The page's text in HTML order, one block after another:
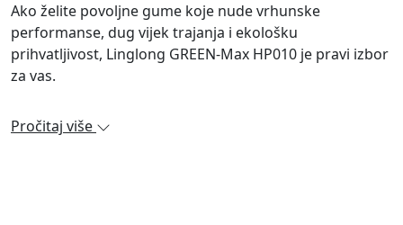
Ako želite povoljne gume koje nude vrhunske
performanse, dug vijek trajanja i ekološku
prihvatljivost, Linglong GREEN-Max HP010 je pravi izbor
za vas.
Pročitaj više